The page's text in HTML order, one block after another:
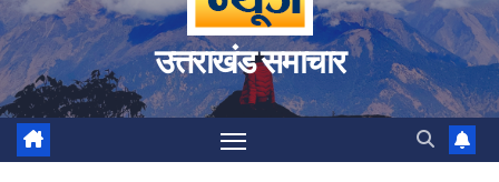
उत्तराखंड समाचार